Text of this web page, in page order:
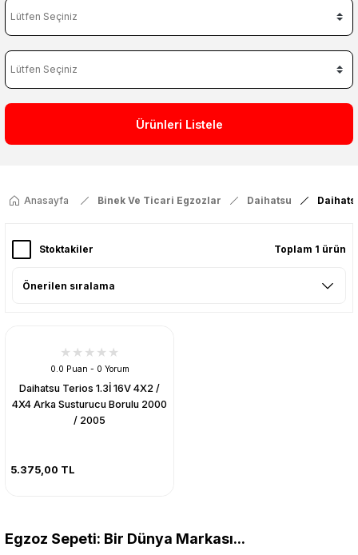
Ürünleri Listele
Anasayfa Binek Ve Ticari Egzozlar Daihatsu
Stoktakiler Toplam 1 ürün
0.0 Puan - 0 Yorum
Daihatsu Terios 1.3İ 16V 4X2 /
4X4 Arka Susturucu Borulu 2000
/ 2005
5.375,00 TL
Egzoz Sepeti: Bir Dünya Markası...